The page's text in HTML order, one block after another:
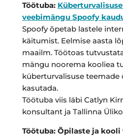
Töötuba:
veebimängu Spoofy
Spoofy õpetab lastele
käitumist. Eelmise aasta
maailm. Töötoas
mängu noorema kooliea
küberturvalisuse teemade
kasutada.
Töötuba viis läbi Catlyn
konsultant ja Tallinna
Töötuba: Õpilaste ja